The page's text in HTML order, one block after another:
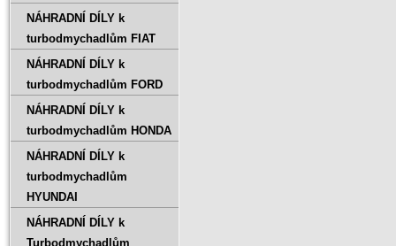
NÁHRADNÍ DÍLY k
turbodmychadlům FIAT
NÁHRADNÍ DÍLY k
turbodmychadlům FORD
NÁHRADNÍ DÍLY k
turbodmychadlům HONDA
NÁHRADNÍ DÍLY k
turbodmychadlům
HYUNDAI
NÁHRADNÍ DÍLY k
Turbodmychadlům